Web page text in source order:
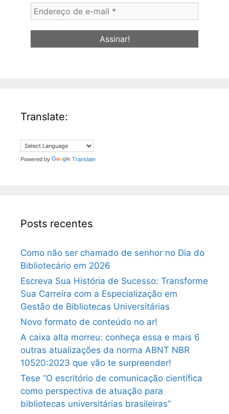
Endereço
de
e-
Translate:
Powered by Translate
Posts recentes
Como não ser chamado de senhor no Dia do
Bibliotecário em 2026
Escreva Sua História de Sucesso: Transforme
Sua Carreira com a Especialização em
Gestão de Bibliotecas Universitárias
Novo formato de conteúdo no ar!
A caixa alta morreu: conheça essa e mais 6
outras atualizações da norma ABNT NBR
10520:2023 que vão te surpreender!
Tese “O escritório de comunicação científica
como perspectiva de atuação para
bibliotecas universitárias brasileiras”